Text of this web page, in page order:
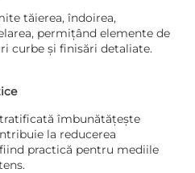
tăierea, îndoirea,
permițând elemente de
curbe și finisări detaliate.
îmbunătățește
la reducerea
practică pentru mediile